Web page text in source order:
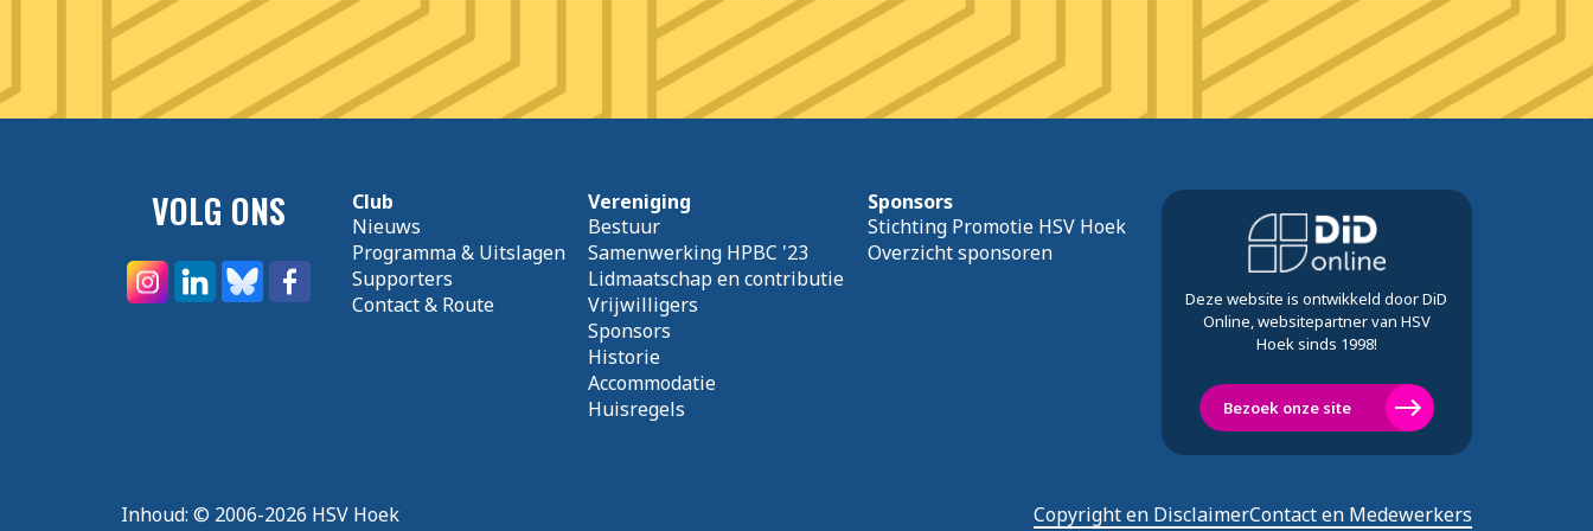
VOLG ONS
Club
Nieuws
Programma & Uitslagen
Supporters
Contact & Route
Vereniging
Bestuur
Samenwerking HPBC '23
Lidmaatschap en contributie
Vrijwilligers
Sponsors
Historie
Accommodatie
Huisregels
Sponsors
Stichting Promotie HSV Hoek
Overzicht sponsoren
Deze website is ontwikkeld door DiD
Online, websitepartner van HSV
Hoek sinds 1998!
Bezoek onze site
Inhoud: © 2006-2026 HSV Hoek Copyright en DisclaimerContact en Medewerkers